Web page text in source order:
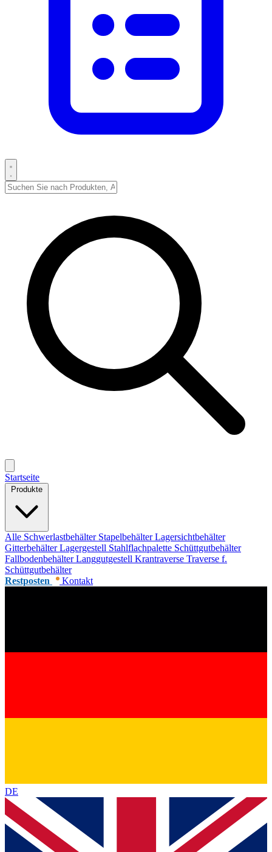
Startseite
Alle Schwerlastbehälter StapelbehälterLagersichtbehälter
GitterbehälterLagergestell Stahlflachpalette Schüttgutbehälter
FallbodenbehälterLanggutgestell Krantraverse Traverse f.
Schüttgutbehälter
Restposten
Kontakt
DE